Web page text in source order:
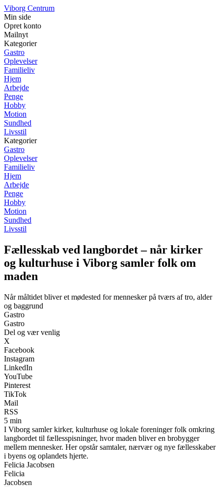
Viborg Centrum
Min side
Opret konto
Mailnyt
Kategorier
Gastro
Oplevelser
Familieliv
Hjem
Arbejde
Penge
Hobby
Motion
Sundhed
Livsstil
Kategorier
Gastro
Oplevelser
Familieliv
Hjem
Arbejde
Penge
Hobby
Motion
Sundhed
Livsstil
Fællesskab ved langbordet – når kirker
og kulturhuse i Viborg samler folk om
maden
Når måltidet bliver et mødested for mennesker på tværs af tro, alder
og baggrund
Gastro
Gastro
Del og vær venlig
X
Facebook
Instagram
LinkedIn
YouTube
Pinterest
TikTok
Mail
RSS
5 min
I Viborg samler kirker, kulturhuse og lokale foreninger folk omkring
langbordet til fællesspisninger, hvor maden bliver en brobygger
mellem mennesker. Her opstår samtaler, nærvær og nye fællesskaber
i byens og oplandets hjerte.
Felicia Jacobsen
Felicia
Jacobsen